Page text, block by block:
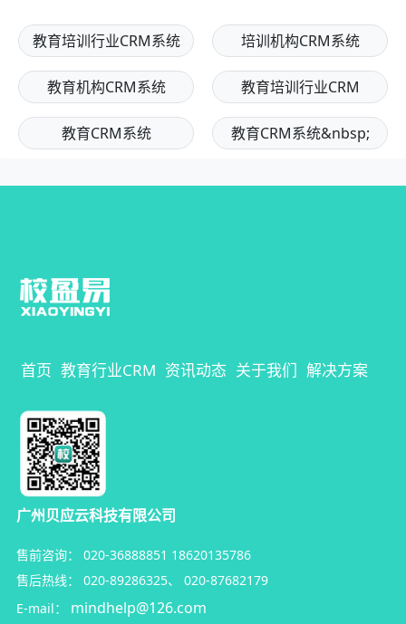
教育培训行业CRM系统 培训机构CRM系统
教育机构CRM系统 教育培训行业CRM
教育CRM系统 教育CRM系统&nbsp;
首页 教育行业CRM 资讯动态 关于我们 解决方案
广州贝应云科技有限公司
售前咨询： 020-36888851 18620135786
售后热线：
020-89286325、 020-87682179
E-mail：
mindhelp@126.com